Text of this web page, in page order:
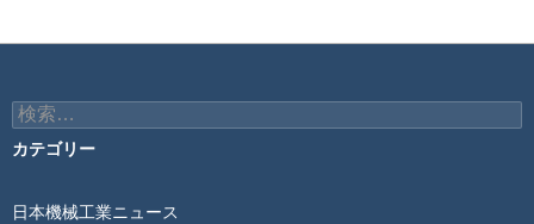
ョ
ン
検
索:
カテゴリー
日本機械工業ニュース